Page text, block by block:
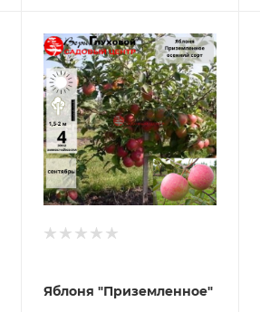
Яблоня "Приземленное"